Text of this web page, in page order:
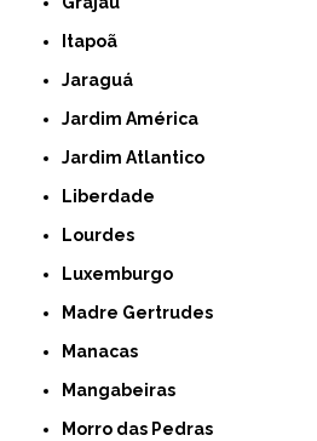
Itapoã
Jaraguá
Jardim América
Jardim Atlantico
Liberdade
Lourdes
Luxemburgo
Madre Gertrudes
Manacas
Mangabeiras
Morro das Pedras